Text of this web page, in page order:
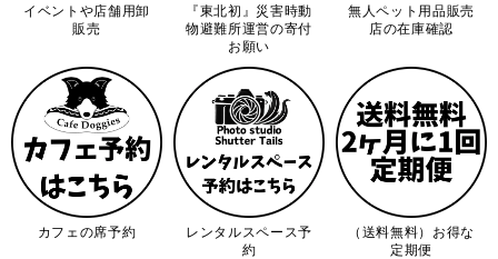
イベントや店舗用卸
販売
『東北初』災害時動
物避難所運営の寄付
お願い
無人ペット用品販売
店の在庫確認
カフェの席予約
レンタルスペース予
約
（送料無料）お得な
定期便